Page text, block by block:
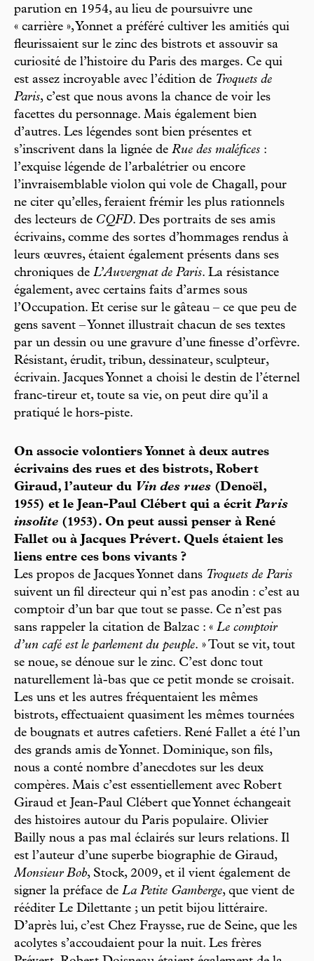
parution en 1954, au lieu de poursuivre une
« carrière », Yonnet a préféré cultiver les amitiés qui
fleurissaient sur le zinc des bistrots et assouvir sa
curiosité de l’histoire du Paris des marges. Ce qui
est assez incroyable avec l’édition de Troquets de
Paris, c’est que nous avons la chance de voir les
facettes du personnage. Mais également bien
d’autres. Les légendes sont bien présentes et
s’inscrivent dans la lignée de Rue des maléfices :
l’exquise légende de l’arbalétrier ou encore
l’invraisemblable violon qui vole de Chagall, pour
ne citer qu’elles, feraient frémir les plus rationnels
des lecteurs de CQFD. Des portraits de ses amis
écrivains, comme des sortes d’hommages rendus à
leurs œuvres, étaient également présents dans ses
chroniques de L’Auvergnat de Paris. La résistance
également, avec certains faits d’armes sous
l’Occupation. Et cerise sur le gâteau – ce que peu de
gens savent – Yonnet illustrait chacun de ses textes
par un dessin ou une gravure d’une finesse d’orfèvre.
Résistant, érudit, tribun, dessinateur, sculpteur,
écrivain. Jacques Yonnet a choisi le destin de l’éternel
franc-tireur et, toute sa vie, on peut dire qu’il a
pratiqué le hors-piste.
On associe volontiers Yonnet à deux autres
écrivains des rues et des bistrots, Robert
Giraud, l’auteur du Vin des rues (Denoël,
1955) et le Jean-Paul Clébert qui a écrit Paris
insolite (1953). On peut aussi penser à René
Fallet ou à Jacques Prévert. Quels étaient les
liens entre ces bons vivants ?
Les propos de Jacques Yonnet dans Troquets de Paris
suivent un fil directeur qui n’est pas anodin : c’est au
comptoir d’un bar que tout se passe. Ce n’est pas
sans rappeler la citation de Balzac : « Le comptoir
d’un café est le parlement du peuple. » Tout se vit, tout
se noue, se dénoue sur le zinc. C’est donc tout
naturellement là-bas que ce petit monde se croisait.
Les uns et les autres fréquentaient les mêmes
bistrots, effectuaient quasiment les mêmes tournées
de bougnats et autres cafetiers. René Fallet a été l’un
des grands amis de Yonnet. Dominique, son fils,
nous a conté nombre d’anecdotes sur les deux
compères. Mais c’est essentiellement avec Robert
Giraud et Jean-Paul Clébert que Yonnet échangeait
des histoires autour du Paris populaire. Olivier
Bailly nous a pas mal éclairés sur leurs relations. Il
est l’auteur d’une superbe biographie de Giraud,
Monsieur Bob, Stock, 2009, et il vient également de
signer la préface de La Petite Gamberge, que vient de
rééditer Le Dilettante ; un petit bijou littéraire.
D’après lui, c’est Chez Fraysse, rue de Seine, que les
acolytes s’accoudaient pour la nuit. Les frères